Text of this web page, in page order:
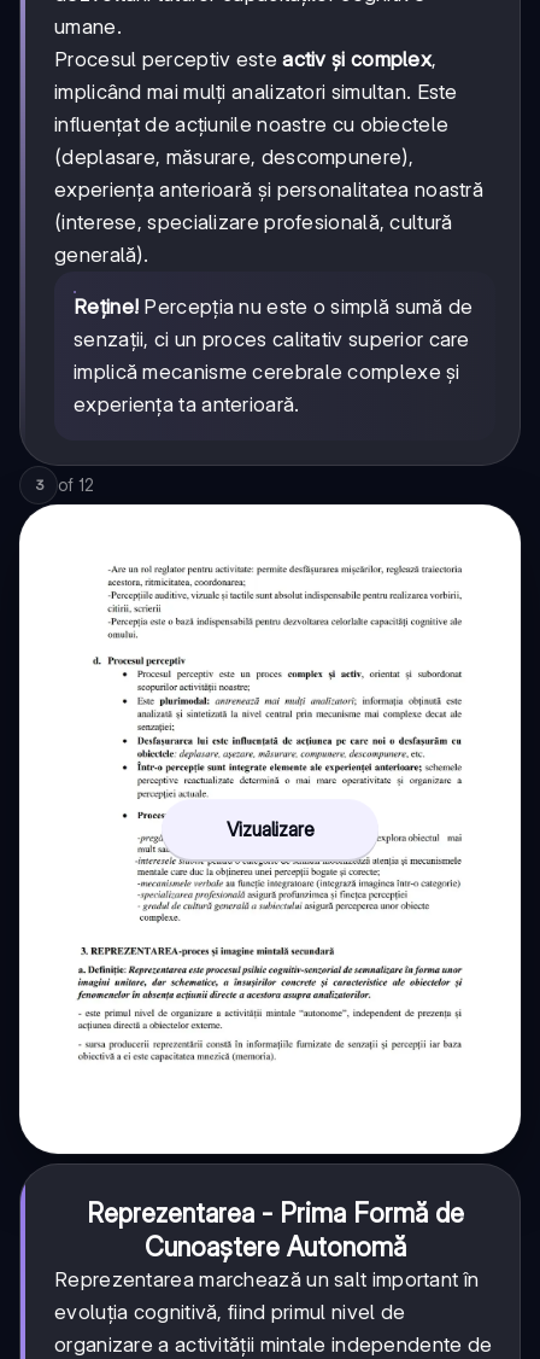
umane.
Procesul perceptiv esteactiv și complex,
implicând mai mulți analizatori simultan. Este
influențat de acțiunile noastre cu obiectele
(deplasare, măsurare, descompunere),
experiența anterioară și personalitatea noastră
(interese, specializare profesională, cultură
generală).
Reține! Percepția nu este o simplă sumă de
senzații, ci un proces calitativ superior care
implică mecanisme cerebrale complexe și
experiența ta anterioară.
3 of 12
Vizualizare
Reprezentarea - Prima Formă de
Cunoaștere Autonomă
Reprezentarea marchează un salt important în
evoluția cognitivă, fiind primul nivel de
organizare a activității mintale independente de